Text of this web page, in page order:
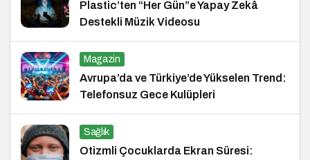
Plastic’ten “Her Gün”e Yapay Zekâ
Destekli Müzik Videosu
Magazin
Avrupa’da ve Türkiye’de Yükselen Trend:
Telefonsuz Gece Kulüpleri
Sağlık
Otizmli Çocuklarda Ekran Süresi: